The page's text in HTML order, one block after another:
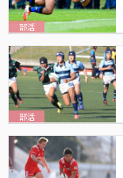
部活
部活